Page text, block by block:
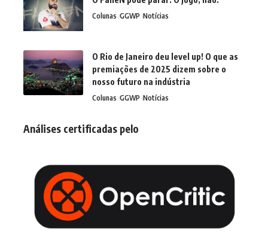
Colunas GGWP Notícias
O Rio de Janeiro deu level up! O que as
premiações de 2025 dizem sobre o
nosso futuro na indústria
Colunas GGWP Notícias
Análises certificadas pelo